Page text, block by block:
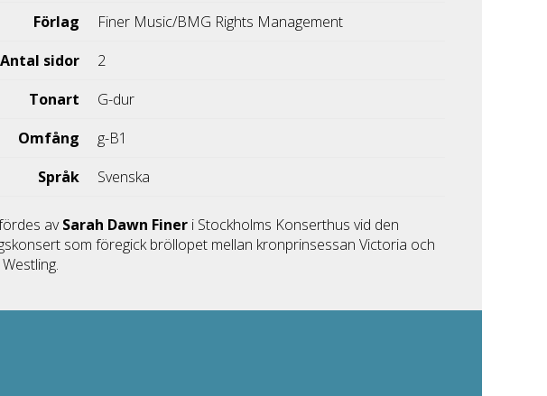
Förlag
Finer Music/BMG Rights Management
Antal sidor
2
Tonart
G-dur
Omfång
g-B1
Språk
Svenska
avSarah Dawn Finer i Stockholms Konserthus vid den
som föregick bröllopet mellan kronprinsessan Victoria och